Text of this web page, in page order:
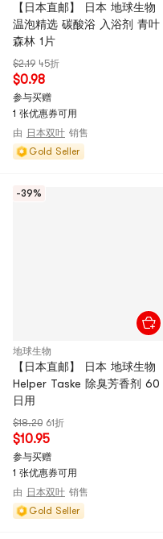
【日本直邮】 日本 地球生物
温泡精选 碳酸浴 入浴剂 青叶
森林 1片
$2.19 45折
$0.98
参与买赠
1 张优惠券可用
由 日本双叶 销售
Gold Seller
-39%
地球生物
【日本直邮】 日本 地球生物
Helper Taske 除臭芳香剂 60
日用
$18.20 61折
$10.95
参与买赠
1 张优惠券可用
由 日本双叶 销售
Gold Seller